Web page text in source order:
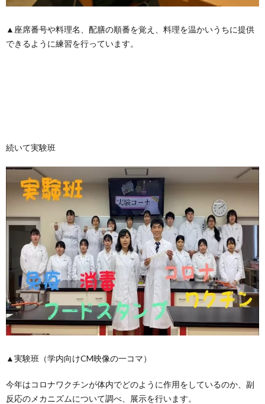
▲座席番号や料理名、配膳の順番を覚え、料理を温かいうちに提供
できるように練習を行っています。
続いて実験班
▲実験班（学内向けCM映像の一コマ）
今年はコロナワクチンが体内でどのように作用をしているのか、副
反応のメカニズムについて調べ、展示を行います。